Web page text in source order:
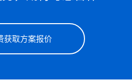
获取方案报价